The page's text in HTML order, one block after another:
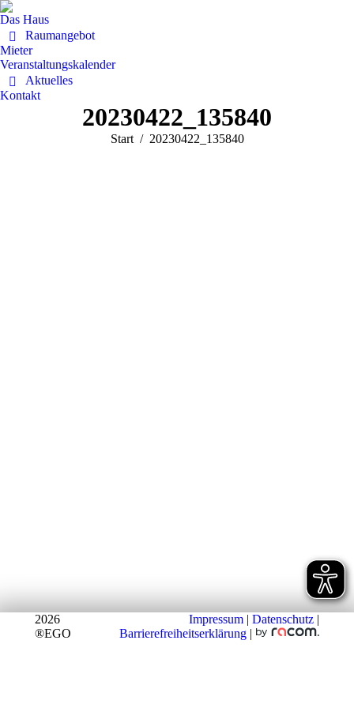
Das Haus
Raumangebot
Mieter
Veranstaltungskalender
Aktuelles
Kontakt
20230422_135840
Sie befinden sich hier:
Start 20230422_135840
2026
®EGO
Impressum | Datenschutz |
Barrierefreiheitserklärung |